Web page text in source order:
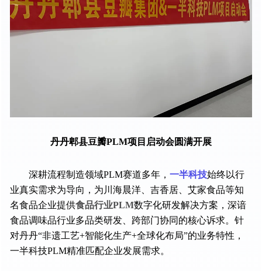
丹丹郫县豆瓣PLM项目启动会圆满开展
深耕流程制造领域PLM赛道多年， 一半科技始终以行
业真实需求为导向，为川海晨洋、吉香居、艾家食品等知
名食品企业提供食品行业PLM数字化研发解决方案，深谙
食品调味品行业多品类研发、跨部门协同的核心诉求。针
对丹丹“非遗工艺+智能化生产+全球化布局”的业务特性，
一半科技PLM精准匹配企业发展需求。